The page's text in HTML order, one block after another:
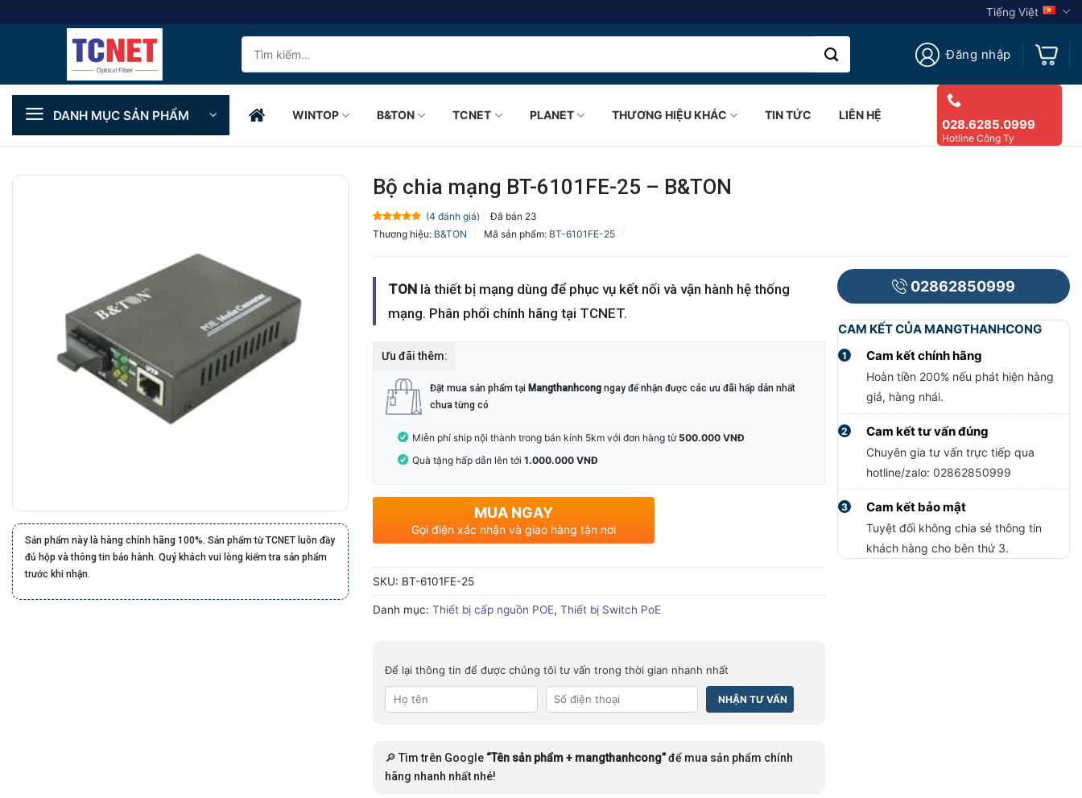
Tiếng Việt
Đăng nhập
DANH MỤC SẢN PHẨM WINTOP B&TON TCNET PLANET THƯƠNG HIỆU KHÁC TIN TỨC LIÊN HỆ
028.6285.0999
Hotline Công Ty
Sản phẩm này là hàng chính hãng 100%. Sản phẩm từ TCNET luôn đầy
đủ hộp và thông tin bảo hành. Quý khách vui lòng kiểm tra sản phẩm
trước khi nhận.
Bộ chia mạng BT-6101FE-25 – B&TON
5.0 trên 5
dựa trên
4
(4 đánh giá) Đã bán 23
Thương hiệu: B&TON Mã sản phẩm: BT-6101FE-25
TON là thiết bị mạng dùng để phục vụ kết nối và vận hành hệ thống
mạng. Phân phối chính hãng tại TCNET.
Ưu đãi thêm:
Đặt mua sản phẩm tại Mangthanhcong ngay để nhận được các ưu đãi hấp dẫn nhất
chưa từng có
Miễn phí ship nội thành trong bán kính 5km với đơn hàng từ 500.000 VNĐ
Quà tặng hấp dẫn lên tới 1.000.000 VNĐ
MUA NGAY
Gọi điện xác nhận và giao hàng tận nơi
SKU: BT-6101FE-25
Danh mục: Thiết bị cấp nguồn POE, Thiết bị Switch PoE
Để lại thông tin để được chúng tôi tư vấn trong thời gian nhanh nhất
🔎 Tìm trên Google “Tên sản phẩm + mangthanhcong”để mua sản phẩm chính
hãng nhanh nhất nhé!
02862850999
CAM KẾT CỦA MANGTHANHCONG
1 Cam kết chính hãng
Hoàn tiền 200% nếu phát hiện hàng
giả, hàng nhái.
2 Cam kết tư vấn đúng
Chuyên gia tư vấn trực tiếp qua
hotline/zalo: 02862850999
3 Cam kết bảo mật
Tuyệt đối không chia sẻ thông tin
khách hàng cho bên thứ 3.